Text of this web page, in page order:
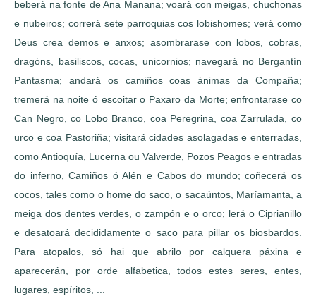
beberá na fonte de Ana Manana; voará con meigas, chuchonas
e nubeiros; correrá sete parroquias cos lobishomes; verá como
Deus crea demos e anxos; asombrarase con lobos, cobras,
dragóns, basiliscos, cocas, unicornios; navegará no Bergantín
Pantasma; andará os camiños coas ánimas da Compaña;
tremerá na noite ó escoitar o Paxaro da Morte; enfrontarase co
Can Negro, co Lobo Branco, coa Peregrina, coa Zarrulada, co
urco e coa Pastoriña; visitará cidades asolagadas e enterradas,
como Antioquía, Lucerna ou Valverde, Pozos Peagos e entradas
do inferno, Camiños ó Alén e Cabos do mundo; coñecerá os
cocos, tales como o home do saco, o sacaúntos, Maríamanta, a
meiga dos dentes verdes, o zampón e o orco; lerá o Ciprianillo
e desatoará decididamente o saco para pillar os biosbardos.
Para atopalos, só hai que abrilo por calquera páxina e
aparecerán, por orde alfabetica, todos estes seres, entes,
lugares, espíritos, ...